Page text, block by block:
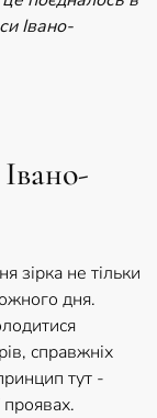
Івано-
зірка не тільки
дня.
справжніх
тут -
проявах.